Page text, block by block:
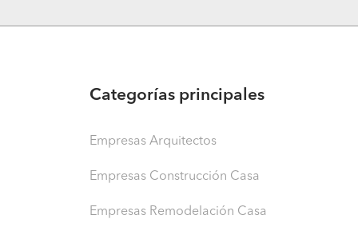
Categorías principales
Empresas Arquitectos
Empresas Construcción Casa
Empresas Remodelación Casa